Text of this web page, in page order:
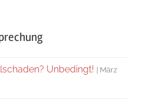
Unbedingt!
März